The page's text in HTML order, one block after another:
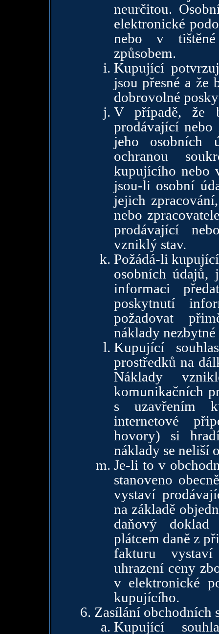
neurčitou.
elektronické
nebo v tištěné
způsobem.
Kupující
jsou přesné a že
dobrovolné
V případě, že
prodávající nebo
jeho
ochranou
kupujícího nebo
jsou-li osobní
jejich
nebo
prodávající
vzniklý stav.
Požádá-li
osobních údajů,
informaci
poskytnutí
požadovat
náklady
Kupující
prostředků na
Náklady
komunikačních
s uzavřením
internetové
hovory) si
náklady se neliší
Je-li to v
stanoveno
vystaví
na základě
daňový
plátcem daně z
fakturu
uhrazení ceny
v elektronické
kupujícího.
Zasílání obchodních
Kupující